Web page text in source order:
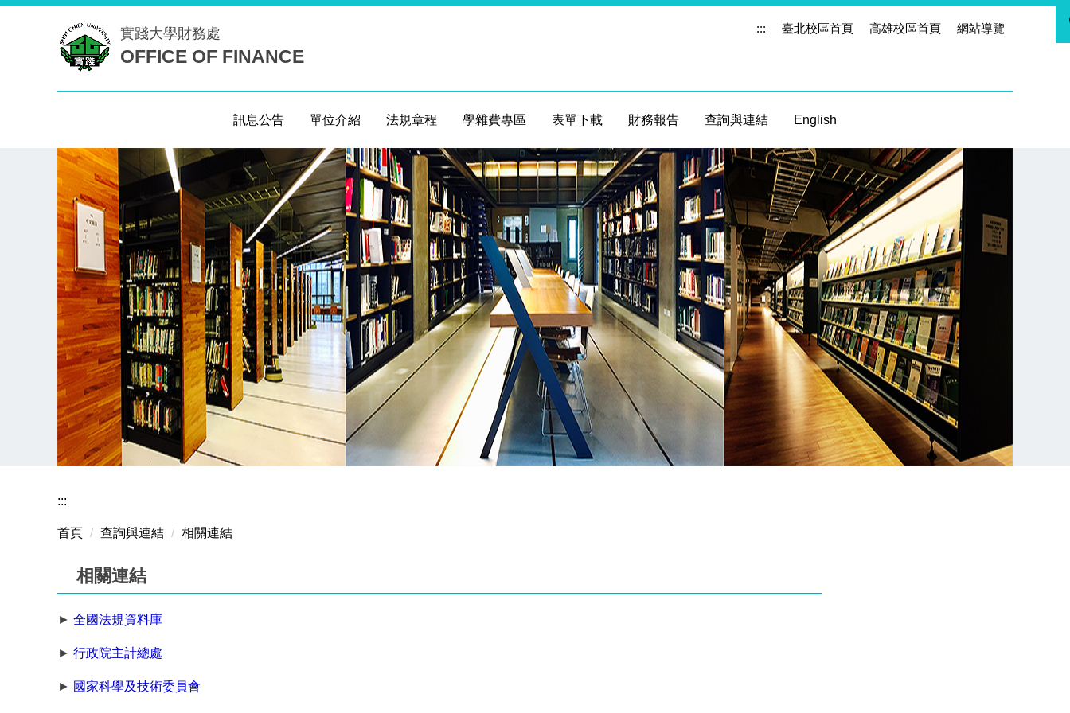
實踐大學財務處
OFFICE OF FINANCE
::: 臺北校區首頁 高雄校區首頁 網站導覽
訊息公告 單位介紹 法規章程 學雜費專區 表單下載 財務報告 查詢與連結 English
:::
首頁 查詢與連結 相關連結
相關連結
► 全國法規資料庫
► 行政院主計總處
► 國家科學及技術委員會